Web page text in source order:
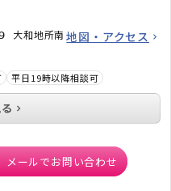
大和地所南 地図・アクセス
平日19時以降相談可
メールでお問い合わせ